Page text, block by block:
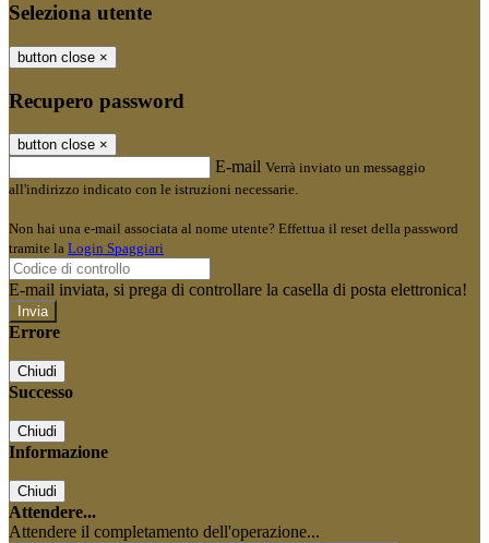
Seleziona utente
button close ×
Recupero password
button close ×
E-mail Verrà inviato un messaggio
all'indirizzo indicato con le istruzioni necessarie.
Non hai una e-mail associata al nome utente? Effettua il reset della password
tramite la Login Spaggiari
E-mail inviata, si prega di controllare la casella di posta elettronica!
Errore
Chiudi
Successo
Chiudi
Informazione
Chiudi
Attendere...
Attendere il completamento dell'operazione...